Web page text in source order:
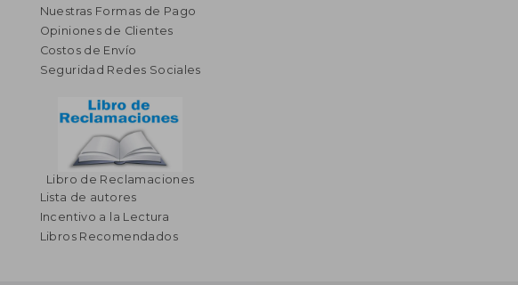
Nuestras Formas de Pago
Opiniones de Clientes
Costos de Envío
Seguridad Redes Sociales
Libro de Reclamaciones
Lista de autores
Incentivo a la Lectura
Libros Recomendados